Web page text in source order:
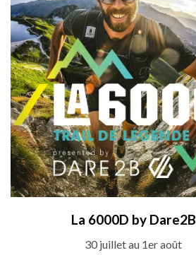
La 6000D by Dare2B
30 juillet au 1er août